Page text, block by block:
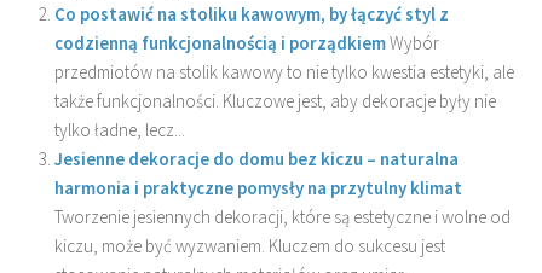
Co postawić na stoliku kawowym, by łączyć styl z
codzienną funkcjonalnością i porządkiemWybór
przedmiotów na stolik kawowy to nie tylko kwestia estetyki, ale
także funkcjonalności. Kluczowe jest, aby dekoracje były nie
tylko ładne, lecz...
Jesienne dekoracje do domu bez kiczu – naturalna
harmonia i praktyczne pomysły na przytulny klimat
Tworzenie jesiennych dekoracji, które są estetyczne i wolne od
kiczu, może być wyzwaniem. Kluczem do sukcesu jest